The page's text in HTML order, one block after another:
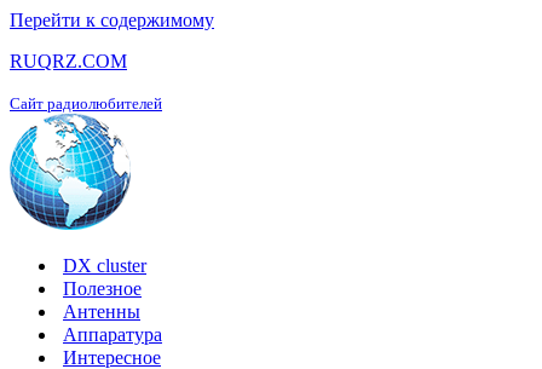
Перейти к содержимому
RUQRZ.COM
Сайт радиолюбителей
DX cluster
Полезное
Антенны
Аппаратура
Интересное